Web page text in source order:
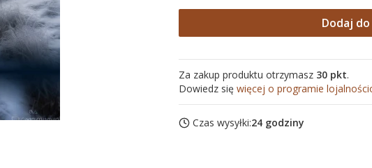
Dodaj
Za zakup produktu otrzymasz 30 pkt.
Dowiedz się więcej o programie
Czas wysyłki:24 godziny